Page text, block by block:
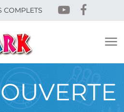
COMPLETS